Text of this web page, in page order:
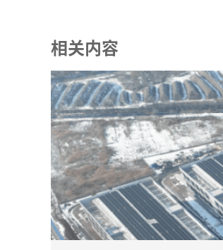
相关内容